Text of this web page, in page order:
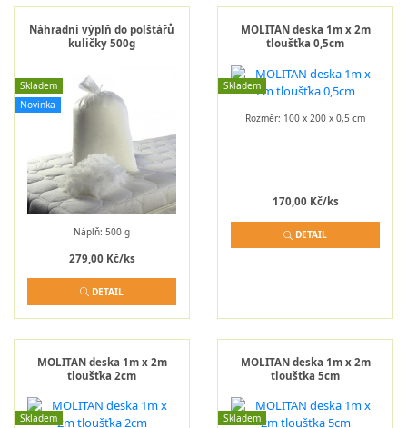
Náhradní výplň do polštářů
kuličky 500g
Skladem
Novinka
Náplň: 500 g
279,00 Kč/ks
DETAIL
MOLITAN deska 1m x 2m
tloušťka 0,5cm
Skladem
Rozměr: 100 x 200 x 0,5 cm
170,00 Kč/ks
DETAIL
MOLITAN deska 1m x 2m
tloušťka 2cm
Skladem
MOLITAN deska 1m x 2m
tloušťka 5cm
Skladem